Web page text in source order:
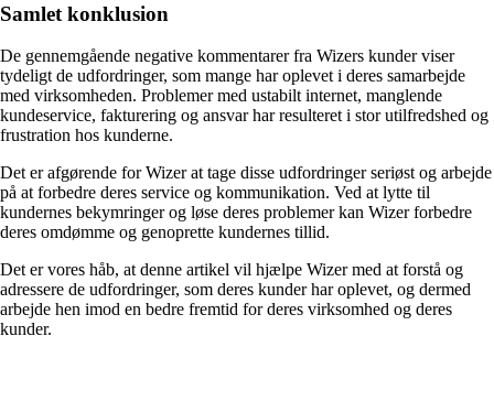
Samlet konklusion
De gennemgående negative kommentarer fra Wizers kunder viser
tydeligt de udfordringer, som mange har oplevet i deres samarbejde
med virksomheden. Problemer med ustabilt internet, manglende
kundeservice, fakturering og ansvar har resulteret i stor utilfredshed og
frustration hos kunderne.
Det er afgørende for Wizer at tage disse udfordringer seriøst og arbejde
på at forbedre deres service og kommunikation. Ved at lytte til
kundernes bekymringer og løse deres problemer kan Wizer forbedre
deres omdømme og genoprette kundernes tillid.
Det er vores håb, at denne artikel vil hjælpe Wizer med at forstå og
adressere de udfordringer, som deres kunder har oplevet, og dermed
arbejde hen imod en bedre fremtid for deres virksomhed og deres
kunder.